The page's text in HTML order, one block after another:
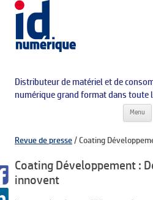
Distributeur de matériel et de
numérique grand format dans toute
Menu
Revue de presse/Coating
Coating Développement :
innovent